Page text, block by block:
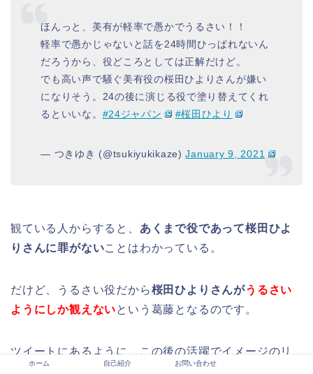
ほんっと、美有が軽率で愚かでうるさい！！
軽率で愚かじゃないと話を24時間ひっぱれないん
だろうから、役どころとしては正解だけど。
でも高い声で騒ぐ美有役の桜田ひよりさんが嫌い
になりそう。24の後に演じる役で塗り替えてくれ
るといいな。 #24ジャパン #桜田ひより
— つきゆき (@tsukiyukikaze)January 9, 2021
観ている人からすると、 あくまで役であって桜田ひよ
りさんに罪がないことはわかっている。
だけど、うるさい役だから桜田ひよりさんがうるさい
ようにしか観えないという葛藤となるのです。
ツイートにあるように、この後の活躍でイメージのリ
ホーム 自己紹介 お問い合わせ